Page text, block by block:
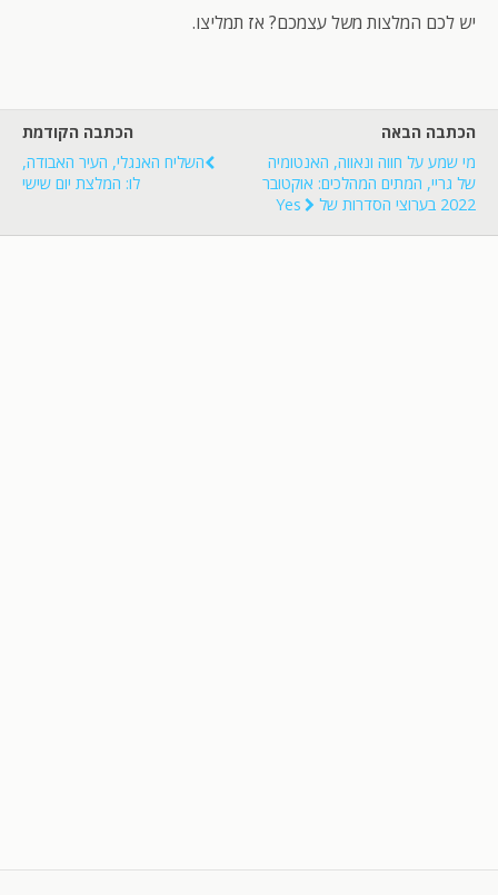
יש לכם המלצות משל עצמכם? אז תמליצו.
הכתבה הקודמת
השליח האנגלי, העיר האבודה,
לו: המלצת יום שישי
הכתבה הבאה
מי שמע על חווה ונאווה, האנטומיה
של גריי, המתים המהלכים: אוקטובר
2022 בערוצי הסדרות של Yes